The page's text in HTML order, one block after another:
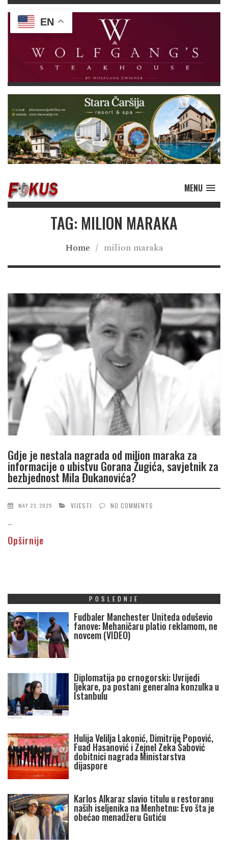
MENU
TAG: MILION MARAKA
Home / milion maraka
Gdje je nestala nagrada od milion maraka za
informacije o ubistvu Gorana Žugića, savjetnik za
bezbjednost Mila Đukanovića?
MAY 23, 2025 VIJESTI NO COMMENTS
...
Opširnije
POSLEDNJE
Fudbaler Manchester Uniteda oduševio
fanove: Mehaničaru platio reklamom, ne
novcem (VIDEO)
Diplomatija po crnogorski: Uvrijedi
ljekare, pa postani generalna konzulka u
Istanbulu
Hulija Velilja Lakonić, Dimitrije Popović,
Fuad Hasanović i Zejnel Zeka Šabović
dobitnici nagrada Ministarstva
dijaspore
Karlos Alkaraz slavio titulu u restoranu
naših iseljenika na Menhetnu: Evo šta je
obećao menadžeru Gutiću
EN